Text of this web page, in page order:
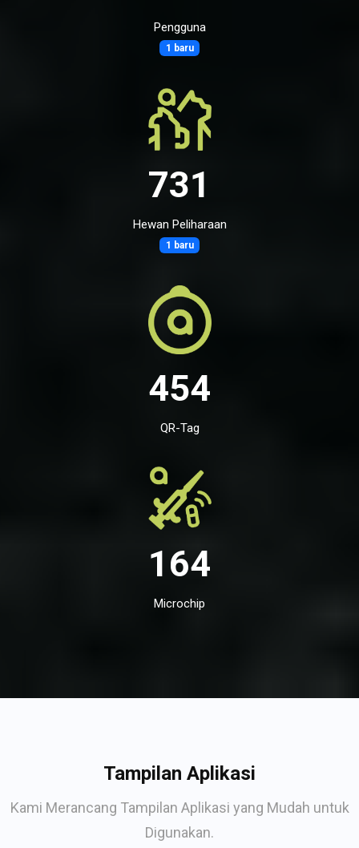
Pengguna
1 baru
731
Hewan Peliharaan
1 baru
454
QR-Tag
164
Microchip
Tampilan Aplikasi
Kami Merancang Tampilan Aplikasi yang Mudah untuk
Digunakan.